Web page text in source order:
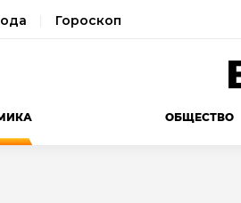
Гороскоп
ОБЩЕСТВО